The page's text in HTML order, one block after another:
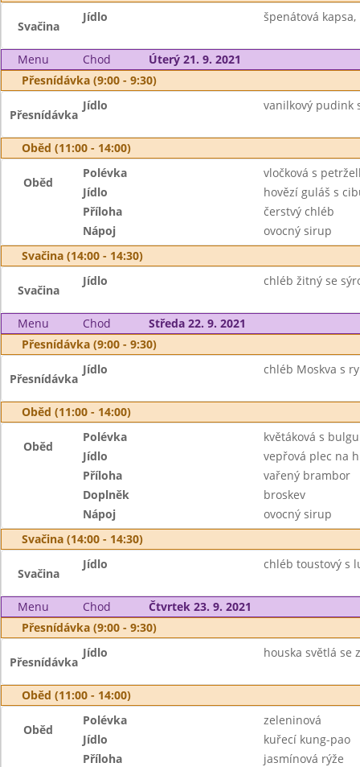
Svačina
Jídlo špenátová kapsa,
Menu Chod
Úterý 21. 9. 2021
Přesnídávka (9:00 - 9:30)
Přesnídávka
Jídlo vanilkový pudink
Oběd (11:00 - 14:00)
Oběd
Polévka
vločková s
Jídlo
hovězí guláš s
Příloha
čerstvý chléb
Nápoj
ovocný sirup
Svačina (14:00 - 14:30)
Svačina
Jídlo chléb žitný se
Menu Chod
Středa 22. 9. 2021
Přesnídávka (9:00 - 9:30)
Přesnídávka
Jídlo chléb Moskva s
Oběd (11:00 - 14:00)
Oběd
Polévka
květáková s
Jídlo
vepřová plec na
Příloha
vařený brambor
Doplněk
broskev
Nápoj
ovocný sirup
Svačina (14:00 - 14:30)
Svačina
Jídlo chléb toustový s
Menu Chod
Čtvrtek 23. 9. 2021
Přesnídávka (9:00 - 9:30)
Přesnídávka
Jídlo houska světlá se
Oběd (11:00 - 14:00)
Oběd
Polévka
zeleninová
Jídlo
kuřecí kung-pao
Příloha
jasmínová rýže